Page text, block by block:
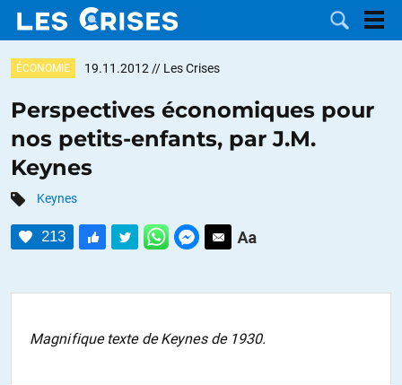
DOSSIERS
CATÉGORIES
MOTS CLÉS
NOUS
CONTACTER
FAIRE UN
ÉCONOMIE 19.11.2012 // Les Crises
Perspectives économiques pour
nos petits-enfants, par J.M.
Keynes
Keynes
213
Magnifique texte de Keynes de 1930.